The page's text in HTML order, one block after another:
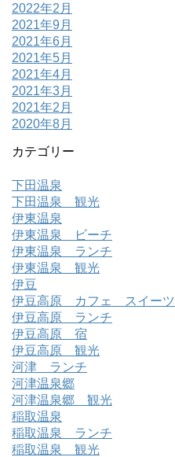
2022年2月
2021年9月
2021年6月
2021年5月
2021年4月
2021年3月
2021年2月
2020年8月
カテゴリー
下田温泉
下田温泉 観光
伊東温泉
伊東温泉 ビーチ
伊東温泉 ランチ
伊東温泉 観光
伊豆
伊豆高原 カフェ スイーツ
伊豆高原 ランチ
伊豆高原 宿
伊豆高原 観光
河津 ランチ
河津温泉郷
河津温泉郷 観光
稲取温泉
稲取温泉 ランチ
稲取温泉 観光